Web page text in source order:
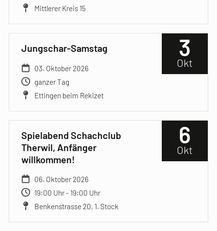
Mittlerer Kreis 15
3
Okt
Jungschar-Samstag
03. Oktober 2026
ganzer Tag
Ettingen beim Rekizet
6
Okt
Spielabend Schachclub
Therwil, Anfänger
willkommen!
06. Oktober 2026
19:00 Uhr - 19:00 Uhr
Benkenstrasse 20, 1. Stock